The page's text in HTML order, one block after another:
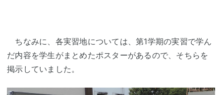
ちなみに、各実習地については、第1学期の実習で学ん
だ内容を学生がまとめたポスターがあるので、そちらを
掲示していました。